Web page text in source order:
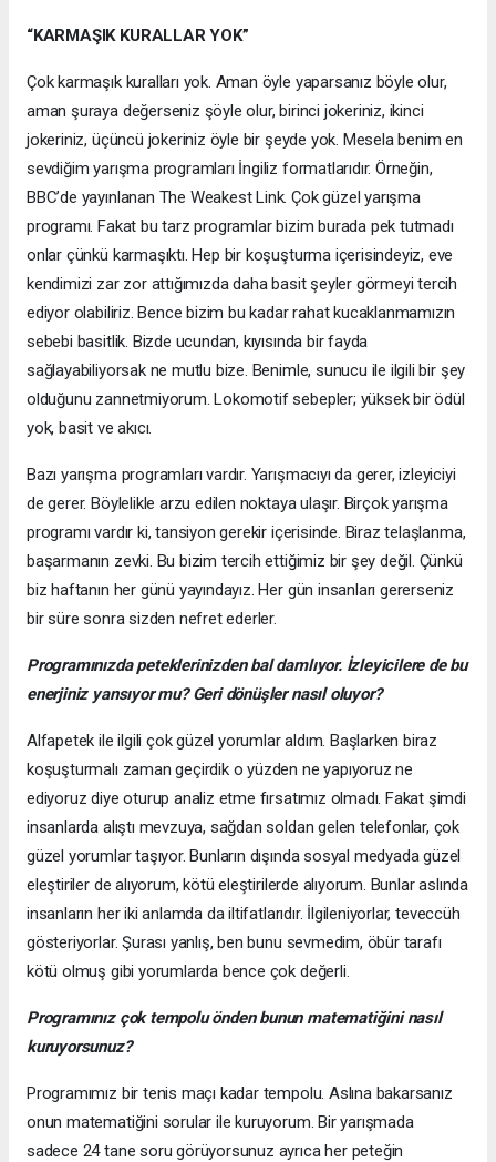
“KARMAŞIK KURALLAR YOK”
Çok karmaşık kuralları yok. Aman öyle yaparsanız böyle olur,
aman şuraya değerseniz şöyle olur, birinci jokeriniz, ikinci
jokeriniz, üçüncü jokeriniz öyle bir şeyde yok. Mesela benim en
sevdiğim yarışma programları İngiliz formatlarıdır. Örneğin,
BBC’de yayınlanan The Weakest Link. Çok güzel yarışma
programı. Fakat bu tarz programlar bizim burada pek tutmadı
onlar çünkü karmaşıktı. Hep bir koşuşturma içerisindeyiz, eve
kendimizi zar zor attığımızda daha basit şeyler görmeyi tercih
ediyor olabiliriz. Bence bizim bu kadar rahat kucaklanmamızın
sebebi basitlik. Bizde ucundan, kıyısında bir fayda
sağlayabiliyorsak ne mutlu bize. Benimle, sunucu ile ilgili bir şey
olduğunu zannetmiyorum. Lokomotif sebepler; yüksek bir ödül
yok, basit ve akıcı.
Bazı yarışma programları vardır. Yarışmacıyı da gerer, izleyiciyi
de gerer. Böylelikle arzu edilen noktaya ulaşır. Birçok yarışma
programı vardır ki, tansiyon gerekir içerisinde. Biraz telaşlanma,
başarmanın zevki. Bu bizim tercih ettiğimiz bir şey değil. Çünkü
biz haftanın her günü yayındayız. Her gün insanları gererseniz
bir süre sonra sizden nefret ederler.
Programınızda peteklerinizden bal damlıyor. İzleyicilere de bu
enerjiniz yansıyor mu? Geri dönüşler nasıl oluyor?
Alfapetek ile ilgili çok güzel yorumlar aldım. Başlarken biraz
koşuşturmalı zaman geçirdik o yüzden ne yapıyoruz ne
ediyoruz diye oturup analiz etme fırsatımız olmadı. Fakat şimdi
insanlarda alıştı mevzuya, sağdan soldan gelen telefonlar, çok
güzel yorumlar taşıyor. Bunların dışında sosyal medyada güzel
eleştiriler de alıyorum, kötü eleştirilerde alıyorum. Bunlar aslında
insanların her iki anlamda da iltifatlarıdır. İlgileniyorlar, teveccüh
gösteriyorlar. Şurası yanlış, ben bunu sevmedim, öbür tarafı
kötü olmuş gibi yorumlarda bence çok değerli.
Programınız çok tempolu önden bunun matematiğini nasıl
kuruyorsunuz?
Programımız bir tenis maçı kadar tempolu. Aslına bakarsanız
onun matematiğini sorular ile kuruyorum. Bir yarışmada
sadece 24 tane soru görüyorsunuz ayrıca her peteğin